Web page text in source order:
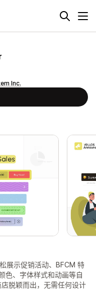
Inc.
展示促销活动、BFCM 特
色、字体样式和动画等自
脱颖而出，无需任何设计